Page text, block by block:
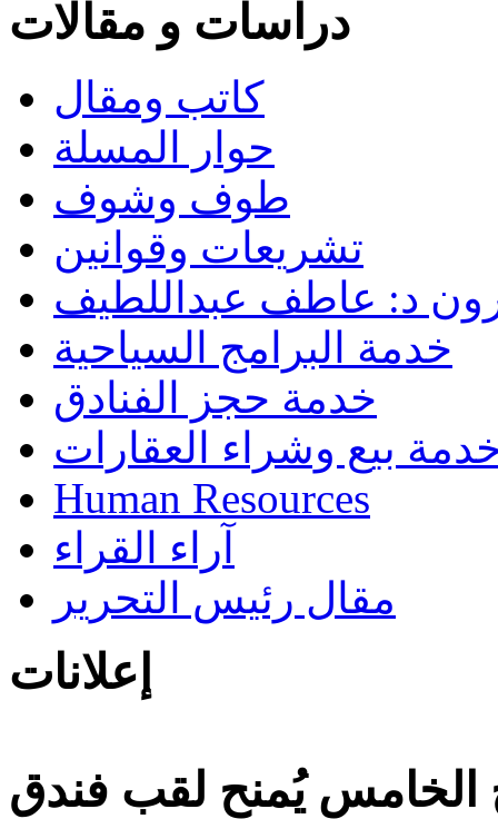
دراسات و مقالات
كاتب ومقال
حوار المسلة
طوف وشوف
تشريعات وقوانين
د: عاطف عبداللطيف
خدمة البرامج السياحية
خدمة حجز الفنادق
بيع وشراء العقارات
Human Resources
آراء القراء
مقال رئيس التحرير
إعلانات
الخامس يُمنح لقب فندق